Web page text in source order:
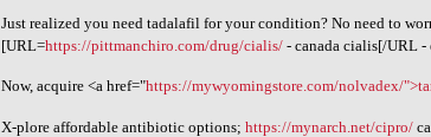
Just realized you need
Just realized you need tadalafil for your condition? No need to
[URL=https://pittmanchiro.com/drug/cialis/ - canada cialis[/URL -
Now, acquire <a href="https://mywyomingstore.com/nolvadex/
X-plore affordable antibiotic options;https://mynarch.net/cipro/